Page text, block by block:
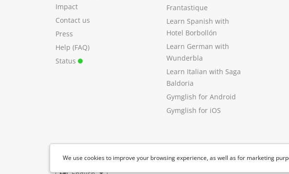
We use cookies to improve your browsing experience, as well as for marketing
Impact
Contact us
Press
Help (FAQ)
Status
Frantastique
Learn Spanish with
Hotel Borbollón
Learn German with
Wunderbla
Learn Italian with Saga
Baldoria
Gymglish for Android
Gymglish for iOS